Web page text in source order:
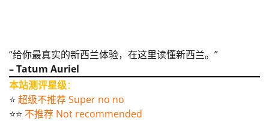
“给你最真实的新西兰体验，在这里读懂新西兰。”
– Tatum Auriel
本站测评星级：
⭐️ 超级不推荐 Super no no
⭐️⭐️ 不推荐 Not recommended